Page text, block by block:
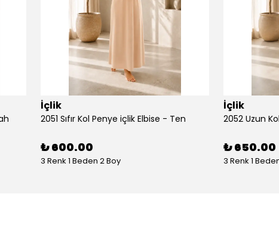
İçlik
2051 Sıfır Kol Penye içlik Elbise - Ten
₺ 600.00
3 Renk 1 Beden 2 Boy
İçlik
2052 Uzun
₺ 650.00
3 Renk 1